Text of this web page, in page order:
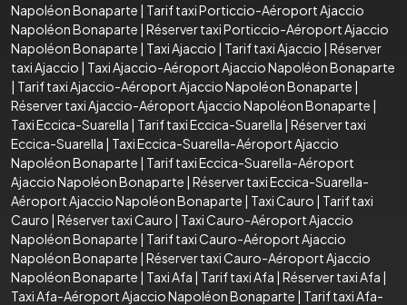
Napoléon Bonaparte | Tarif taxi Porticcio-Aéroport Ajaccio
Napoléon Bonaparte | Réserver taxi Porticcio-Aéroport Ajaccio
Napoléon Bonaparte | Taxi Ajaccio | Tarif taxi Ajaccio | Réserver
taxi Ajaccio | Taxi Ajaccio-Aéroport Ajaccio Napoléon Bonaparte
| Tarif taxi Ajaccio-Aéroport Ajaccio Napoléon Bonaparte |
Réserver taxi Ajaccio-Aéroport Ajaccio Napoléon Bonaparte |
Taxi Eccica-Suarella | Tarif taxi Eccica-Suarella | Réserver taxi
Eccica-Suarella | Taxi Eccica-Suarella-Aéroport Ajaccio
Napoléon Bonaparte | Tarif taxi Eccica-Suarella-Aéroport
Ajaccio Napoléon Bonaparte | Réserver taxi Eccica-Suarella-
Aéroport Ajaccio Napoléon Bonaparte | Taxi Cauro | Tarif taxi
Cauro | Réserver taxi Cauro | Taxi Cauro-Aéroport Ajaccio
Napoléon Bonaparte | Tarif taxi Cauro-Aéroport Ajaccio
Napoléon Bonaparte | Réserver taxi Cauro-Aéroport Ajaccio
Napoléon Bonaparte | Taxi Afa | Tarif taxi Afa | Réserver taxi Afa |
Taxi Afa-Aéroport Ajaccio Napoléon Bonaparte | Tarif taxi Afa-